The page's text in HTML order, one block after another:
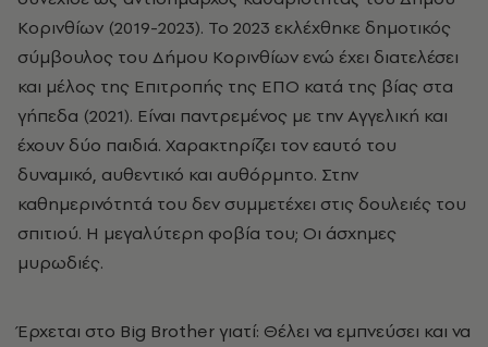
Κορινθίων (2019-2023). Το 2023 εκλέχθηκε δημοτικός
σύμβουλος του Δήμου Κορινθίων ενώ έχει διατελέσει
και μέλος της Επιτροπής της ΕΠΟ κατά της βίας στα
γήπεδα (2021). Είναι παντρεμένος με την Αγγελική και
έχουν δύο παιδιά. Χαρακτηρίζει τον εαυτό του
δυναμικό, αυθεντικό και αυθόρμητο. Στην
καθημερινότητά του δεν συμμετέχει στις δουλειές του
σπιτιού. Η μεγαλύτερη φοβία του; Οι άσχημες
μυρωδιές.
Έρχεται στο Big Brother γιατί: Θέλει να εμπνεύσει και να